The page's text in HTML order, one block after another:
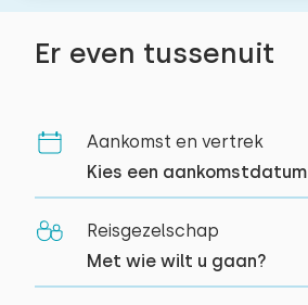
Er even tussenuit
Aankomst en vertrek
Kies een aankomstdatum
Reisgezelschap
Met wie wilt u gaan?
Alle reviews